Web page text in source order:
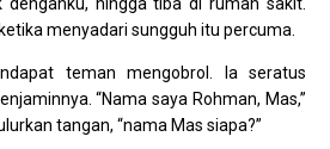
menyadari sungguh itu percuma.
teman mengobrol. Ia seratus
“Nama saya Rohman, Mas,”
tangan, “nama Mas siapa?”